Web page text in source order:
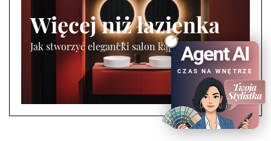
Więcej niż łazienka
Jak stworzyć elegancki salon kąpielowy?Agent AI
CZAS NA WNĘTRZE